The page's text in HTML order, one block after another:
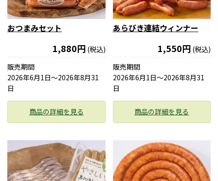
おつまみセット
1,880円 (税込)
販売期間
2026年6月1日〜2026年8月31
日
商品の詳細を見る
あらびき連結ウィンナー
1,550円 (税込)
販売期間
2026年6月1日〜2026年8月31
日
商品の詳細を見る